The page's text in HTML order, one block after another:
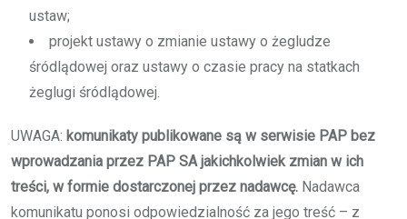
ustaw;
projekt ustawy o zmianie ustawy o żegludze
śródlądowej oraz ustawy o czasie pracy na statkach
żeglugi śródlądowej.
UWAGA: komunikaty publikowane są w serwisie PAP bez
wprowadzania przez PAP SA jakichkolwiek zmian w ich
treści, w formie dostarczonej przez nadawcę. Nadawca
komunikatu ponosi odpowiedzialność za jego treść – z